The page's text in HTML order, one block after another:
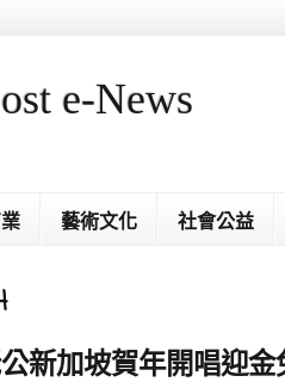
e-News
藝術文化 社會公益
新加坡賀年開唱迎